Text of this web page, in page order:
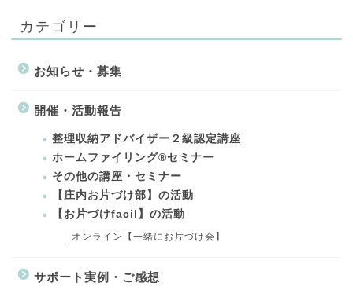
カテゴリー
お知らせ・募集
開催・活動報告
整理収納アドバイザー２級認定講座
ホームファイリング®セミナー
その他の講座・セミナー
【庄内お片づけ部】の活動
【お片づけfacil】の活動
オンライン【一緒にお片づけ会】
サポート実例・ご感想